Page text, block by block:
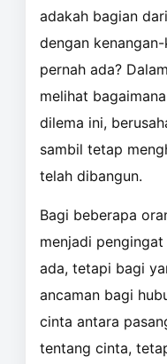
adakah bagian
dengan
pernah ada?
melihat
dilema ini,
sambil tetap
telah dibangun.
Bagi beberapa
menjadi
ada, tetapi bagi
ancaman bagi
cinta antara
tentang cinta,